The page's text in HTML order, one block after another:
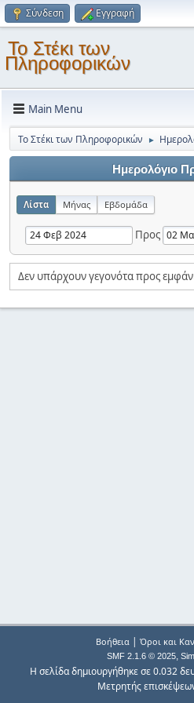
Σύνδεση Εγγραφή
Το Στέκι των
Πληροφορικών
Main Menu
Το Στέκι των Πληροφορικών ►
Ημερολόγιο
Λίστα Μήνας Εβδομάδα
Προς
Δεν υπάρχουν γεγονότα προς
Βοήθεια| Όροι και
SMF 2.1.6 © 2025,
Η σελίδα δημιουργήθηκε σε 0.032
Μετρητής